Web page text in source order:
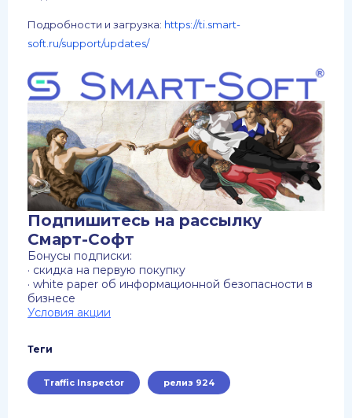
Подробности и загрузка: https://ti.smart-
soft.ru/support/updates/
Подпишитесь на рассылку
Смарт-Софт
Бонусы подписки:
· скидка на первую покупку
· white paper об информационной безопасности в
бизнесе
Условия акции
Теги
Traffic Inspector релиз 924